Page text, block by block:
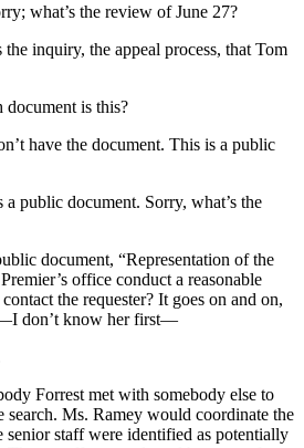
what’s the review of June 27?
the inquiry, the appeal process, that Tom
document is this?
have the document. This is a public
a public document. Sorry, what’s the
document, “Representation of the
office conduct a reasonable
the requester? It goes on and on,
don’t know her first—
Forrest met with somebody else to
search. Ms. Ramey would coordinate the
senior staff were identified as potentially